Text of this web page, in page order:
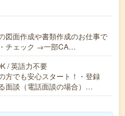
図面作成や書類作成のお仕事で
チェック →一部CA…
/ 英語力不要
方でも安心スタート！・登録
面談（電話面談の場合）…